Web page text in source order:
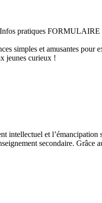
pratiques
simples et amusantes
jeunes curieux !
intellectuel et
secondaire.